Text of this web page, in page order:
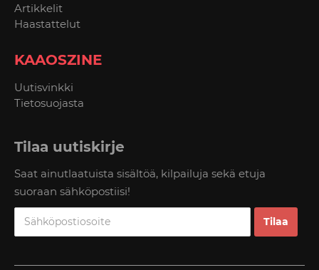
Artikkelit
Haastattelut
KAAOSZINE
Uutisvinkki
Tietosuojasta
Tilaa uutiskirje
Saat ainutlaatuista sisältöä, kilpailuja sekä etuja
suoraan sähköpostiisi!